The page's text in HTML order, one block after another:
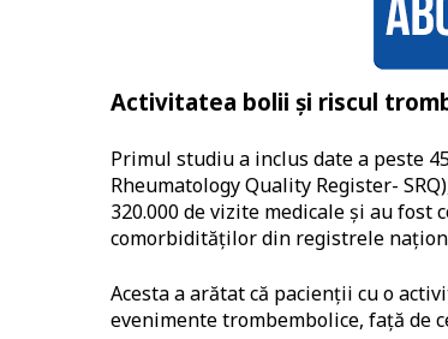
Activitatea bolii și riscul
Primul studiu a inclus date a peste
Rheumatology Quality Register-
320.000 de vizite medicale și au
comorbidităților din registrele
Acesta a arătat că pacienții cu o
evenimente trombembolice, față de